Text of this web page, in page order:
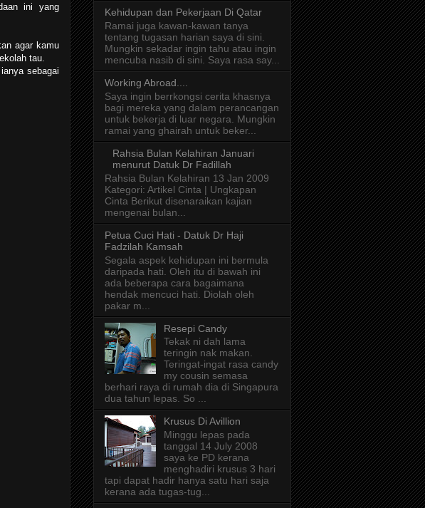
ini yang
agar kamu
tau.
sebagai
Kehidupan dan Pekerjaan Di Qatar
Ramai juga kawan-kawan tanya
tentang tugasan harian saya di sini.
Mungkin sekadar ingin tahu atau ingin
mencuba nasib di sini. Saya rasa say...
Working Abroad....
Saya ingin berrkongsi cerita khasnya
bagi mereka yang dalam perancangan
untuk bekerja di luar negara. Mungkin
ramai yang ghairah untuk beker...
Rahsia Bulan Kelahiran Januari
menurut Datuk Dr Fadillah
Rahsia Bulan Kelahiran 13 Jan 2009
Kategori: Artikel Cinta | Ungkapan
Cinta Berikut disenaraikan kajian
mengenai bulan...
Petua Cuci Hati - Datuk Dr Haji
Fadzilah Kamsah
Segala aspek kehidupan ini bermula
daripada hati. Oleh itu di bawah ini
ada beberapa cara bagaimana
hendak mencuci hati. Diolah oleh
pakar m...
Resepi Candy
Tekak ni dah lama
teringin nak makan.
Teringat-ingat rasa candy
my cousin semasa
berhari raya di rumah dia di Singapura
dua tahun lepas. So ...
Krusus Di Avillion
Minggu lepas pada
tanggal 14 July 2008
saya ke PD kerana
menghadiri krusus 3 hari
tapi dapat hadir hanya satu hari saja
kerana ada tugas-tug...